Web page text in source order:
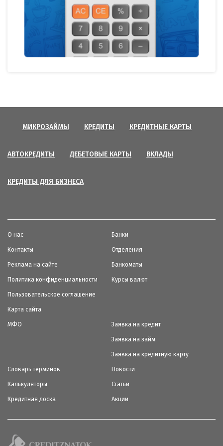
МИКРОЗАЙМЫ КРЕДИТЫ КРЕДИТНЫЕ КАРТЫ
АВТОКРЕДИТЫ ДЕБЕТОВЫЕ КАРТЫ ВКЛАДЫ
КРЕДИТЫ ДЛЯ БИЗНЕСА
О нас
Контакты
Реклама на сайте
Политика конфиденциальности
Пользовательское соглашение
Карта сайта
Банки
Отделения
Банкоматы
Курсы валют
МФО Заявка на кредит
Заявка на займ
Заявка на кредитную карту
Словарь терминов
Калькуляторы
Кредитная доска
Новости
Статьи
Акции